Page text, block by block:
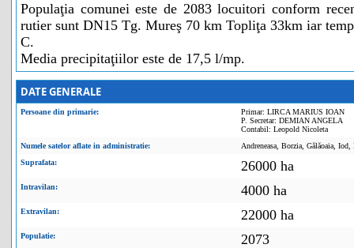
Populaţia comunei este de 2083 locuitori conform
rutier sunt DN15 Tg. Mureş 70 km Topliţa 33km iar
C.
Media precipitaţiilor este de 17,5 l/mp.
DATE GENERALE
Persoane din primarie:
Primar: LIRCA MARIUS IOAN
P. Secretar: DEMIAN ANGELA
Contabil: Leopold Nicoleta
Numele satelor aflate in administratie:
Andreneasa, Borzia, Gălăoaia, Iod,
Suprafata:
26000 ha
Intravilan: 4000 ha
Extravilan: 22000 ha
Populatie: 2073